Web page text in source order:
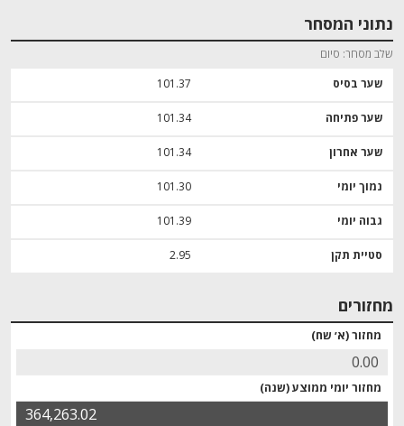
נתוני המסחר
שלב מסחר סיום
שער בסיס 101.37
שער פתיחה 101.34
שער אחרון 101.34
נמוך יומי 101.30
גבוה יומי 101.39
סטיית תקן 2.95
מחזורים
0.00
364,263.02
מחזור יומי ממוצע (שנה)
מחזור (א׳ שח)